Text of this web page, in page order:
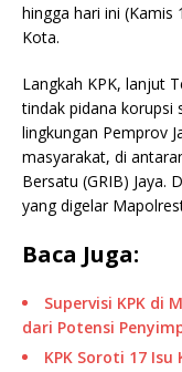
hingga hari ini
Kota.
Langkah KPK, lanjut
tindak pidana korupsi
lingkungan Pemprov
masyarakat, di
Bersatu (GRIB) Jaya.
yang digelar
Baca Juga:
Supervisi KPK di
dari Potensi
KPK Soroti 17 Isu